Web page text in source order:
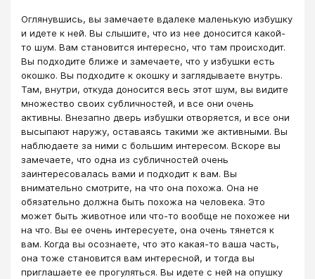
Оглянувшись, вы замечаете вдалеке маленькую избушку
и идете к ней. Вы слышите, что из нее доносится какой-
то шум. Вам становится интересно, что там происходит.
Вы подходите ближе и замечаете, что у избушки есть
окошко. Вы подходите к окошку и заглядываете внутрь.
Там, внутри, откуда доносится весь этот шум, вы видите
множество своих субличностей, и все они очень
активны. Внезапно дверь избушки отворяется, и все они
высыпают наружу, оставаясь такими же активными. Вы
наблюдаете за ними с большим интересом. Вскоре вы
замечаете, что одна из субличностей очень
заинтересовалась вами и подходит к вам. Вы
внимательно смотрите, на что она похожа. Она не
обязательно должна быть похожа на человека. Это
может быть животное или что-то вообще не похожее ни
на что. Вы ее очень интересуете, она очень тянется к
вам. Когда вы осознаете, что это какая-то ваша часть,
она тоже становится вам интересной, и тогда вы
приглашаете ее прогуляться. Вы идете с ней на опушку